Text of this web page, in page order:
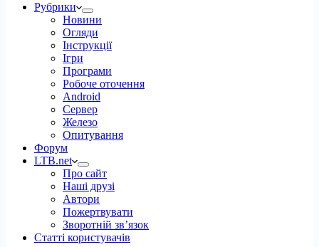
Рубрики
Новини
Огляди
Інструкції
Ігри
Програми
Робоче оточення
Android
Сервер
Железо
Опитування
Форум
LTB.net
Про сайт
Наші друзі
Автори
Пожертвувати
Зворотній зв’язок
Статті користувачів